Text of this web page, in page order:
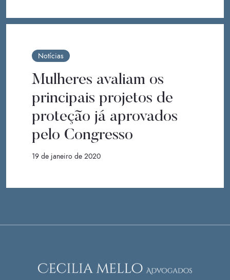
Notícias
Mulheres avaliam os
principais projetos de
proteção já aprovados
pelo Congresso
19 de janeiro de 2020